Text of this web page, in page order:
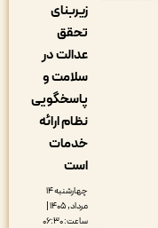
عدالت در
سلامت و
پاسخگویی
نظام ارائه
چهارشنبه ۱۴
مرداد, ۱۴۰۵ |